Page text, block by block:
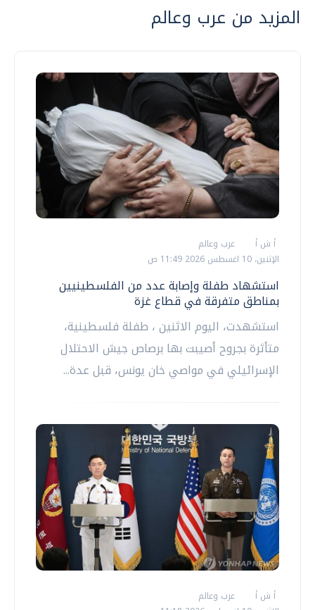
المزيد من عرب وعالم
أ ش أ
عرب وعالم
الإثنين، 10 اغسطس 2026 11:49 ص
استشهاد طفلة وإصابة عدد من الفلسطينيين
بمناطق متفرقة في قطاع غزة
استشهدت، اليوم الاثنين ، طفلة فلسطينية،
متأثرة بجروح أصيبت بها برصاص جيش الاحتلال
الإسرائيلي في مواصي خان يونس، قبل عدة...
أ ش أ
عرب وعالم